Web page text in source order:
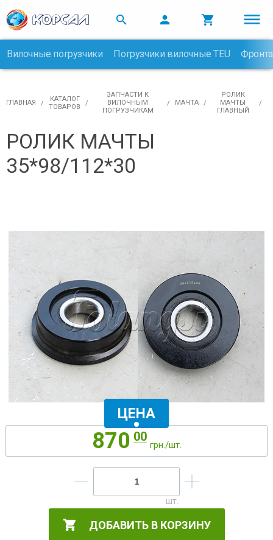
  
Вилочные погрузчики Погрузчики вилочные TEU
ГЛАВНАЯ
КАТАЛОГ
ТОВАРОВ
ЗАПЧАСТИ К
ВИЛОЧНЫМ
ПОГРУЗЧИКАМ
МАЧТА
РОЛИК
МАЧТЫ
ГЛАВНЫЙ
РОЛИК МАЧТЫ
35*98/112*30
870 00
грн./шт.
ЦЕНА
ДОБАВИТЬ В КОРЗИНУ